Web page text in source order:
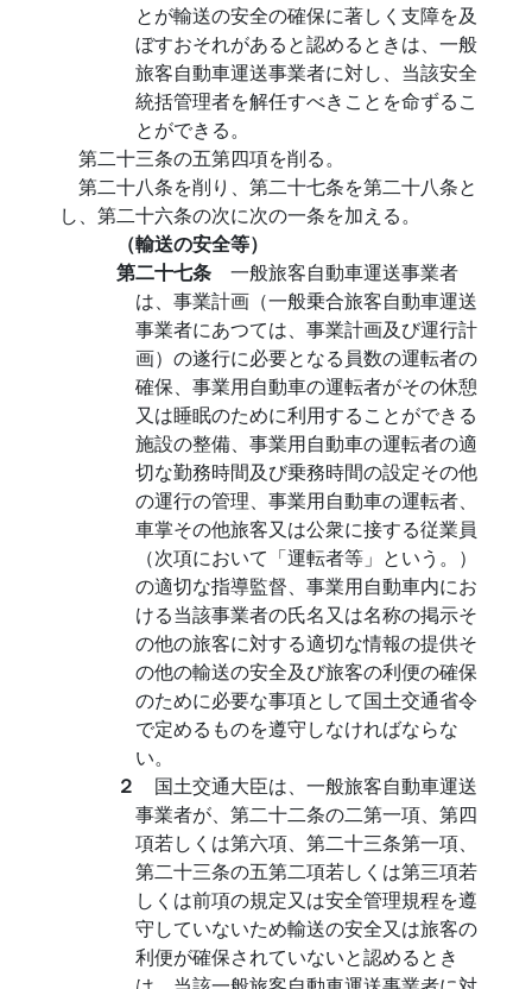
とが輸送の安全の確保に著しく支障を及
ぼすおそれがあると認めるときは、一般
旅客自動車運送事業者に対し、当該安全
統括管理者を解任すべきことを命ずるこ
とができる。
第二十三条の五第四項を削る。
第二十八条を削り、第二十七条を第二十八条と
し、第二十六条の次に次の一条を加える。
（輸送の安全等）
第二十七条 一般旅客自動車運送事業者
は、事業計画（一般乗合旅客自動車運送
事業者にあつては、事業計画及び運行計
画）の遂行に必要となる員数の運転者の
確保、事業用自動車の運転者がその休憩
又は睡眠のために利用することができる
施設の整備、事業用自動車の運転者の適
切な勤務時間及び乗務時間の設定その他
の運行の管理、事業用自動車の運転者、
車掌その他旅客又は公衆に接する従業員
（次項において「運転者等」という。）
の適切な指導監督、事業用自動車内にお
ける当該事業者の氏名又は名称の掲示そ
の他の旅客に対する適切な情報の提供そ
の他の輸送の安全及び旅客の利便の確保
のために必要な事項として国土交通省令
で定めるものを遵守しなければならな
い。
２ 国土交通大臣は、一般旅客自動車運送
事業者が、第二十二条の二第一項、第四
項若しくは第六項、第二十三条第一項、
第二十三条の五第二項若しくは第三項若
しくは前項の規定又は安全管理規程を遵
守していないため輸送の安全又は旅客の
利便が確保されていないと認めるとき